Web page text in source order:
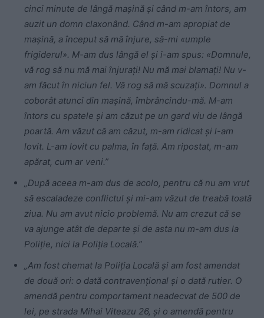
cinci minute de lângă mașină și când m-am întors, am
auzit un domn claxonând. Când m-am apropiat de
mașină, a început să mă înjure, să-mi «umple
frigiderul». M-am dus lângă el și i-am spus: «Domnule,
vă rog să nu mă mai înjurați! Nu mă mai blamați! Nu v-
am făcut în niciun fel. Vă rog să mă scuzați». Domnul a
coborât atunci din mașină, îmbrâncindu-mă. M-am
întors cu spatele și am căzut pe un gard viu de lângă
poartă. Am văzut că am căzut, m-am ridicat și l-am
lovit. L-am lovit cu palma, în față. Am ripostat, m-am
apărat, cum ar veni.”
„După aceea m-am dus de acolo, pentru că nu am vrut
să escaladeze conflictul și mi-am văzut de treabă toată
ziua. Nu am avut nicio problemă. Nu am crezut că se
va ajunge atât de departe și de asta nu m-am dus la
Poliție, nici la Poliția Locală.”
„Am fost chemat la Poliția Locală și am fost amendat
de două ori: o dată contravențional și o dată rutier. O
amendă pentru comportament neadecvat de 500 de
lei, pe strada Mihai Viteazu 26, și o amendă pentru